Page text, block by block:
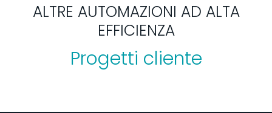
ALTRE AUTOMAZIONI AD ALTA
EFFICIENZA
Progetti cliente